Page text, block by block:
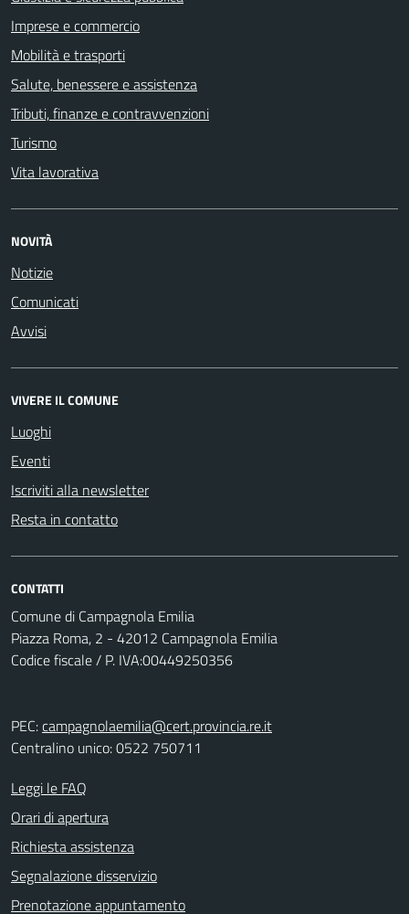
Imprese e commercio
Mobilità e trasporti
Salute, benessere e assistenza
Tributi, finanze e contravvenzioni
Turismo
Vita lavorativa
NOVITÀ
Notizie
Comunicati
Avvisi
VIVERE IL COMUNE
Luoghi
Eventi
Iscriviti alla newsletter
Resta in contatto
CONTATTI
Comune di Campagnola Emilia
Piazza Roma, 2 - 42012 Campagnola Emilia
Codice fiscale / P. IVA:00449250356
PEC:campagnolaemilia@cert.provincia.re.it
Centralino unico: 0522 750711
Leggi le FAQ
Orari di apertura
Richiesta assistenza
Segnalazione disservizio
Prenotazione appuntamento